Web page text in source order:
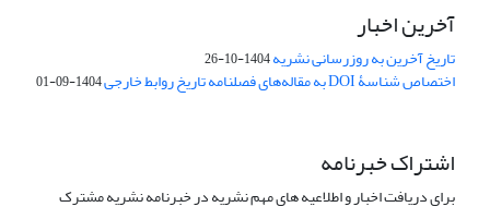
آخرین اخبار
تاریخ آخرین به روزرسانی نشریه1404-10-26
اختصاص شناسۀ DOI به مقاله‌های فصلنامه تاریخ روابط خارجی 1404-09-01
اشتراک خبرنامه
برای دریافت اخبار و اطلاعیه های مهم نشریه در خبرنامه نشریه مشترک